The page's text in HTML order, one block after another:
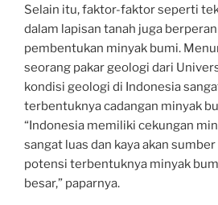
Selain itu, faktor-faktor seperti
dalam lapisan tanah juga
pembentukan minyak bumi.
seorang pakar geologi dari
kondisi geologi di Indonesia
terbentuknya cadangan minyak
“Indonesia memiliki cekungan
sangat luas dan kaya akan
potensi terbentuknya minyak
besar,” paparnya.